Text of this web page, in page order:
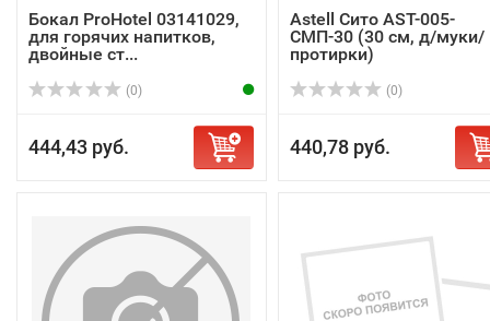
Бокал ProHotel 03141029,
для горячих напитков,
двойные ст...
(0)
444,43 руб.
Astell Сито AST-005-
СМП-30 (30 см, д/муки/
протирки)
(0)
440,78 руб.